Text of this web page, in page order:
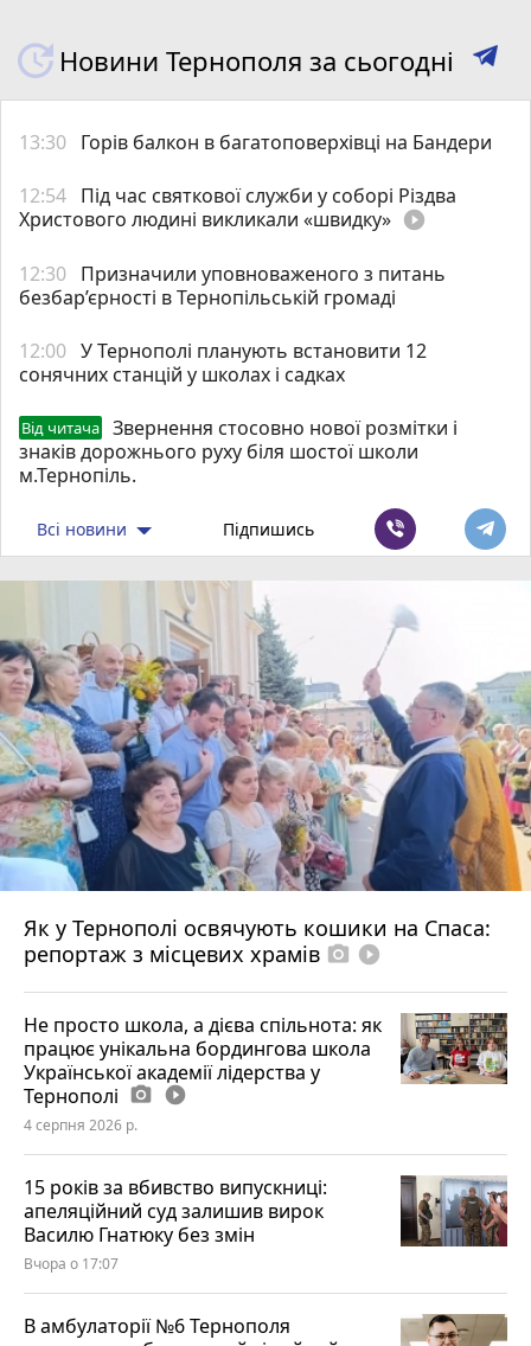
Новини Тернополя за сьогодні
13:30 Горів балкон в багатоповерхівці на Бандери
12:54 Під час святкової служби у соборі Різдва
Христового людині викликали «швидку» play_circle_filled
12:30 Призначили уповноваженого з питань
безбар’єрності в Тернопільській громаді
12:00 У Тернополі планують встановити 12
сонячних станцій у школах і садках
Від читача
Звернення стосовно нової розмітки і
знаків дорожнього руху біля шостої школи
м.Тернопіль.
Всі новини Підпишись
Як у Тернополі освячують кошики на Спаса:
репортаж з місцевих храмів photo_camera play_circle_filled
Не просто школа, а дієва спільнота: як
працює унікальна бордингова школа
Української академії лідерства у
Тернополі photo_camera play_circle_filled
4 серпня 2026 р.
15 років за вбивство випускниці:
апеляційний суд залишив вирок
Василю Гнатюку без змін
Вчора о 17:07
В амбулаторії №6 Тернополя